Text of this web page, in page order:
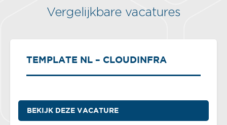
Vergelijkbare vacatures
TEMPLATE NL – CLOUDINFRA
BEKIJK DEZE VACATURE